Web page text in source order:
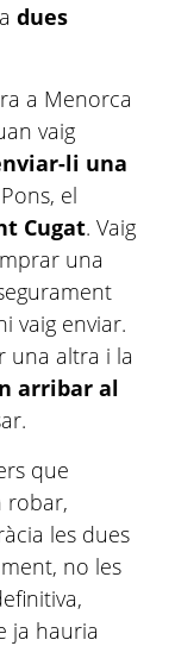
dues
a Menorca
vaig
li una
el
Cugat. Vaig
una
vaig enviar.
una altra i la
arribar al
que
robar,
les dues
no les
ja hauria